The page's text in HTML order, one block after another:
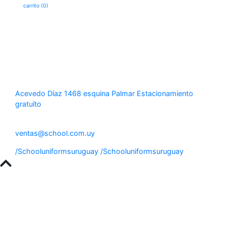
carrito (0)
Acevedo Díaz 1468 esquina Palmar Estacionamiento
gratuíto
ventas@school.com.uy
/Schooluniformsuruguay /Schooluniformsuruguay